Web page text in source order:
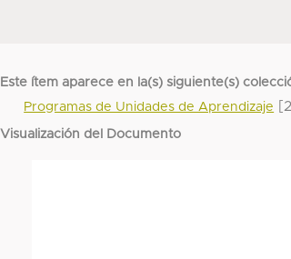
Este ítem aparece en la(s) siguiente(s)
Programas de Unidades de Aprendizaje
Visualización del Documento